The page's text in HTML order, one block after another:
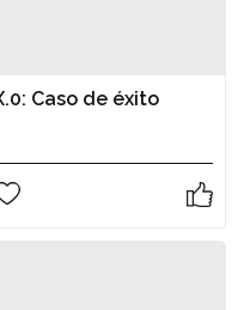
Caso de éxito